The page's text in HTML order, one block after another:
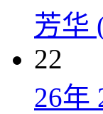
芳华
22
26年